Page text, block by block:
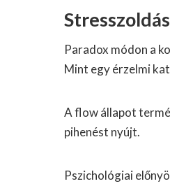
Paradox módon a
Mint egy érzelmi
A flow állapot
pihenést nyújt.
Pszichológiai